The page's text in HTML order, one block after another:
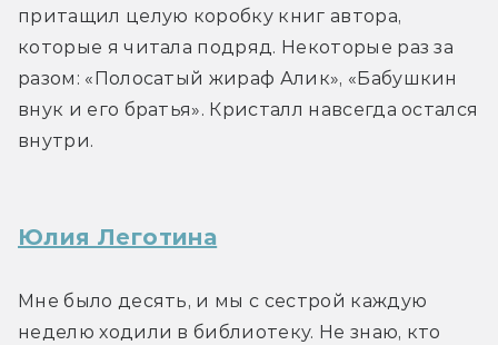
притащил целую коробку книг автора,
которые я читала подряд. Некоторые раз за
разом: «Полосатый жираф Алик», «Бабушкин
внук и его братья». Кристалл навсегда остался
внутри.
Юлия Леготина
Мне было десять, и мы с сестрой каждую
неделю ходили в библиотеку. Не знаю, кто